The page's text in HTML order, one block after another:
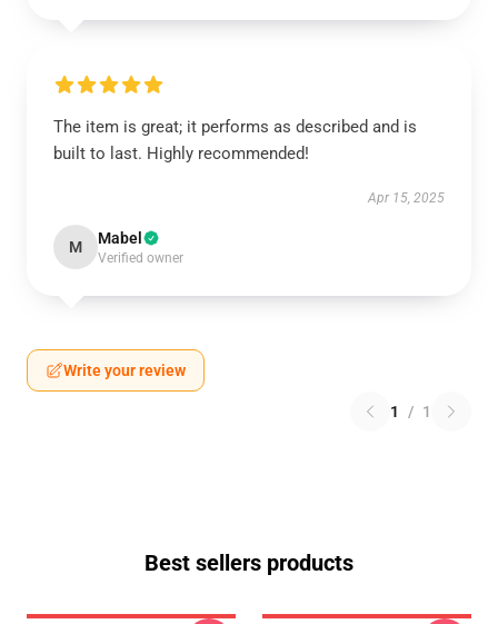
The item is great; it performs as described and is
built to last. Highly recommended!
Apr 15, 2025
M Mabel
Verified owner
Write your review
1 / 1
Best sellers products